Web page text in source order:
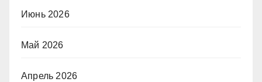
Июнь 2026
Май 2026
Апрель 2026